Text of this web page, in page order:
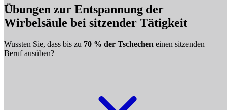
Übungen zur Entspannung der
Wirbelsäule bei sitzender Tätigkeit
Wussten Sie, dass bis zu 70 % der Tschechen einen sitzenden
Beruf ausüben?